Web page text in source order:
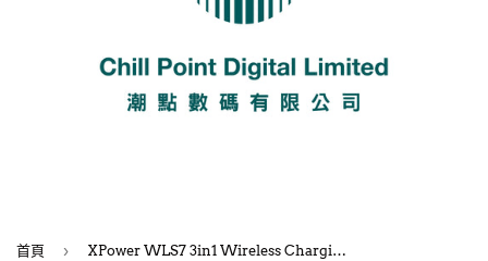
首頁 › XPower WLS7 3in1 Wireless Charging Stand/ 多功能磁吸無線充電器